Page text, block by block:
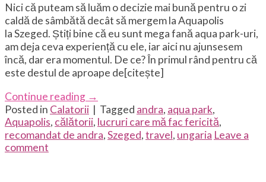
Nici că puteam să luăm o decizie mai bună pentru o zi
caldă de sâmbătă decât să mergem la Aquapolis
la Szeged. Știți bine că eu sunt mega fană aqua park-uri,
am deja ceva experiență cu ele, iar aici nu ajunsesem
încă, dar era momentul. De ce? În primul rând pentru că
este destul de aproape de[citește]
Continue reading →
Posted in Calatorii | Tagged andra, aqua park,
Aquapolis, călătorii, lucruri care mă fac fericită,
recomandat de andra,Szeged,travel, ungaria Leave a
comment